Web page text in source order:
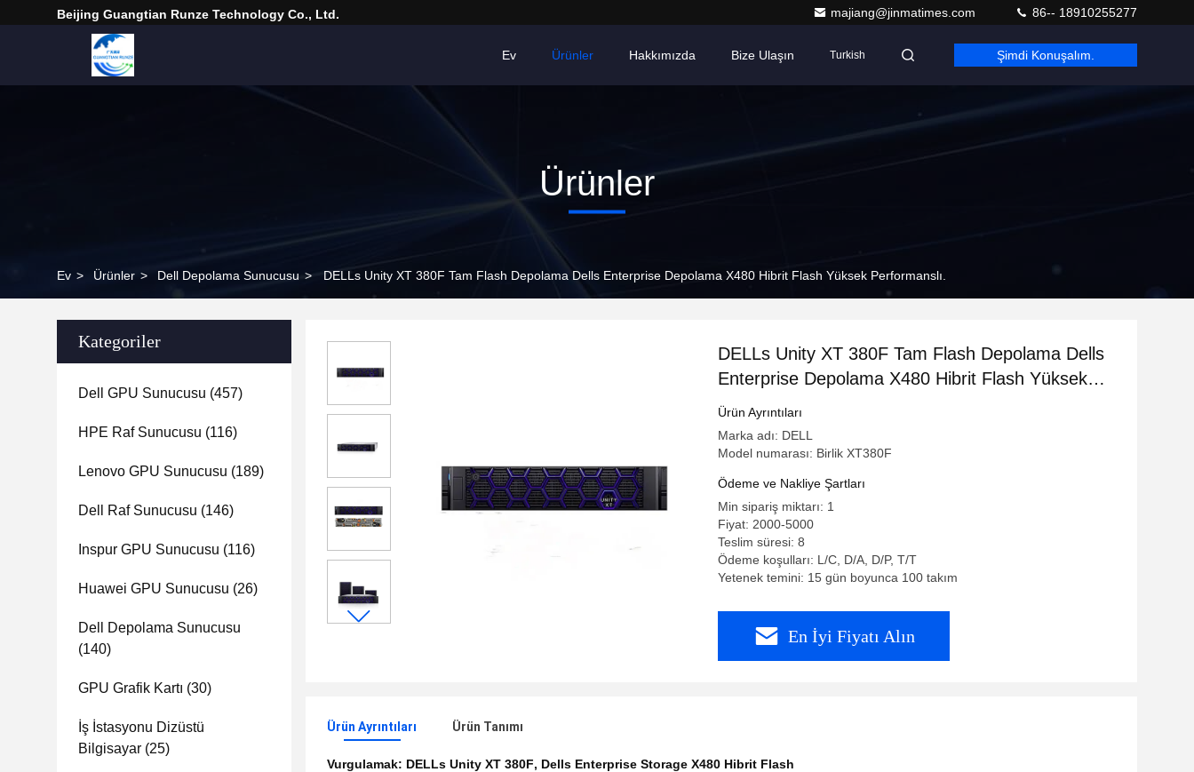
Beijing Guangtian Runze Technology Co., Ltd. majiang@jinmatimes.com 86-- 18910255277
Ev Ürünler Hakkımızda Bize Ulaşın Turkish Şimdi Konuşalım.
Ürünler
Ev > Ürünler > Dell Depolama Sunucusu > DELLs Unity XT 380F Tam Flash Depolama Dells Enterprise Depolama X480 Hibrit Flash Yüksek Performanslı.
Kategoriler
Dell GPU Sunucusu (457)
HPE Raf Sunucusu (116)
Lenovo GPU Sunucusu (189)
Dell Raf Sunucusu (146)
Inspur GPU Sunucusu (116)
Huawei GPU Sunucusu (26)
Dell Depolama Sunucusu
(140)
GPU Grafik Kartı (30)
İş İstasyonu Dizüstü
Bilgisayar (25)
DELLs Unity XT 380F Tam Flash Depolama Dells
Enterprise Depolama X480 Hibrit Flash Yüksek
Performanslı.
Ürün Ayrıntıları
Marka adı: DELL
Model numarası: Birlik XT380F
Ödeme ve Nakliye Şartları
Min sipariş miktarı: 1
Fiyat: 2000-5000
Teslim süresi: 8
Ödeme koşulları: L/C, D/A, D/P, T/T
Yetenek temini: 15 gün boyunca 100 takım
En İyi Fiyatı Alın
Ürün Ayrıntıları Ürün Tanımı
Vurgulamak: DELLs Unity XT 380F, Dells Enterprise Storage X480 Hibrit Flash